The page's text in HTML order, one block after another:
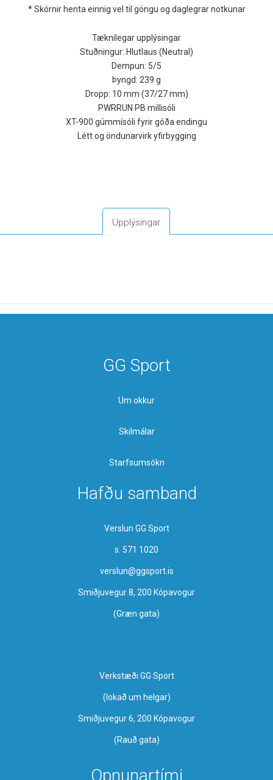
* Skórnir henta einnig vel til göngu og daglegrar notkunar
Tæknilegar upplýsingar
Stuðningur: Hlutlaus (Neutral)
Dempun: 5/5
Þyngd: 239 g
Dropp: 10 mm (37/27 mm)
PWRRUN PB millisóli
XT-900 gúmmísóli fyrir góða endingu
Létt og öndunarvirk yfirbygging
Upplýsingar
GG Sport
Um okkur
Skilmálar
Starfsumsókn
Hafðu samband
Verslun GG Sport
s. 571 1020
verslun@ggsport.is
Smiðjuvegur 8, 200 Kópavogur
(Græn gata)
Verkstæði GG Sport
​(lokað um helgar)
Smiðjuvegur 6, 200 Kópavogur
(Rauð gata)
Opnunartími